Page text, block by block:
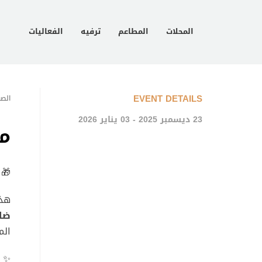
المحلات المطاعم ترفيه الفعاليات
EVENT DETAILS
23 ديسمبر 2025 - 03 يناير 2026